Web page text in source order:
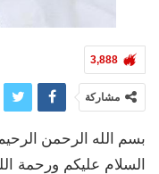
3,888
مشاركة
بسم الله الرحمن
السلام عليكم ورحمة